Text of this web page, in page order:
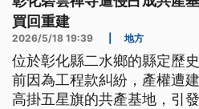
買回重建
2026/5/18 19:39 地方
位於彰化縣二水鄉的縣定歷
前因為工程款糾紛，產權遭
高掛五星旗的共產基地，引